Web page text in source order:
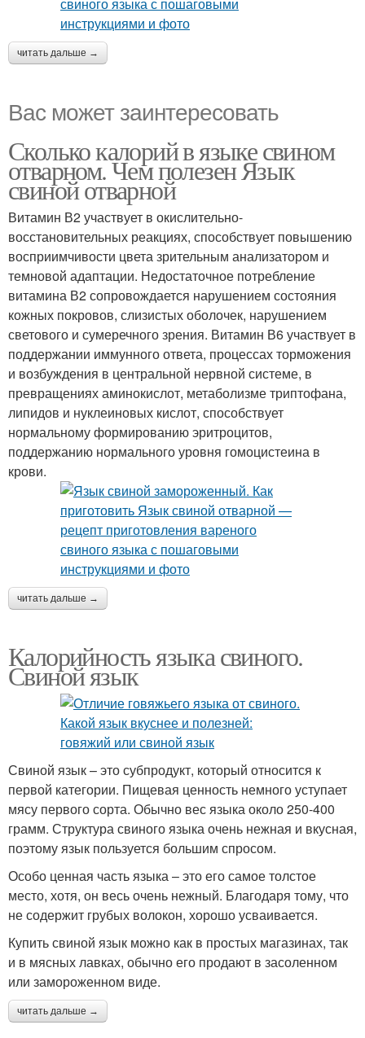
читать дальше →
Вас может заинтересовать
Сколько калорий в языке свином
отварном. Чем полезен Язык
свиной отварной
Витамин В2 участвует в окислительно-
восстановительных реакциях, способствует повышению
восприимчивости цвета зрительным анализатором и
темновой адаптации. Недостаточное потребление
витамина В2 сопровождается нарушением состояния
кожных покровов, слизистых оболочек, нарушением
светового и сумеречного зрения. Витамин В6 участвует в
поддержании иммунного ответа, процессах торможения
и возбуждения в центральной нервной системе, в
превращениях аминокислот, метаболизме триптофана,
липидов и нуклеиновых кислот, способствует
нормальному формированию эритроцитов,
поддержанию нормального уровня гомоцистеина в
крови.
читать дальше →
Калорийность языка свиного.
Свиной язык
Свиной язык – это субпродукт, который относится к
первой категории. Пищевая ценность немного уступает
мясу первого сорта. Обычно вес языка около 250-400
грамм. Структура свиного языка очень нежная и вкусная,
поэтому язык пользуется большим спросом.
Особо ценная часть языка – это его самое толстое
место, хотя, он весь очень нежный. Благодаря тому, что
не содержит грубых волокон, хорошо усваивается.
Купить свиной язык можно как в простых магазинах, так
и в мясных лавках, обычно его продают в засоленном
или замороженном виде.
читать дальше →